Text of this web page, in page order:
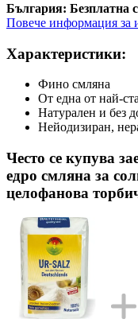
България: Безплатна
Повече информация за
Характеристики:
Фино смляна
От една от най-
Натурален и без
Нейодизиран,
Често се купува
едро смляна за
целофанова